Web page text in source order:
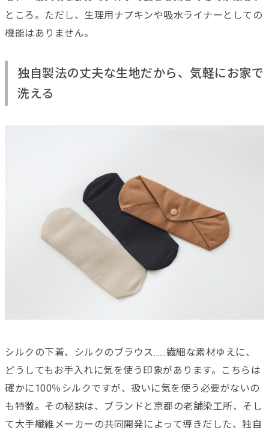
ところ。ただし、生理用ナプキンや吸水ライナーとしての
機能はありません。
独自製法の丈夫な生地だから、気軽にお家で
洗える
シルクの下着、シルクのブラウス……繊細な素材ゆえに、
どうしてもお手入れに気を使う印象があります。こちらは
確かに100％シルクですが、扱いに気を使う必要がないの
も特徴。その秘訣は、ブランドと京都の老舗染工所、そし
て大手繊維メーカーの共同開発によって導きだした、独自